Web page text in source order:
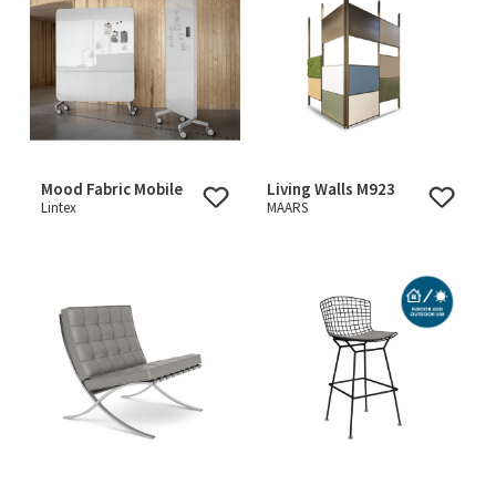
Mood Fabric Mobile
Lintex
Living Walls M923
MAARS